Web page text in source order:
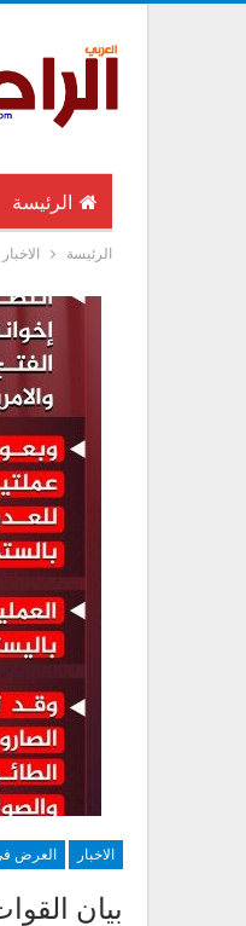
الرئيسة
الرئيسة الاخبار
الاخبار العرض
بيان